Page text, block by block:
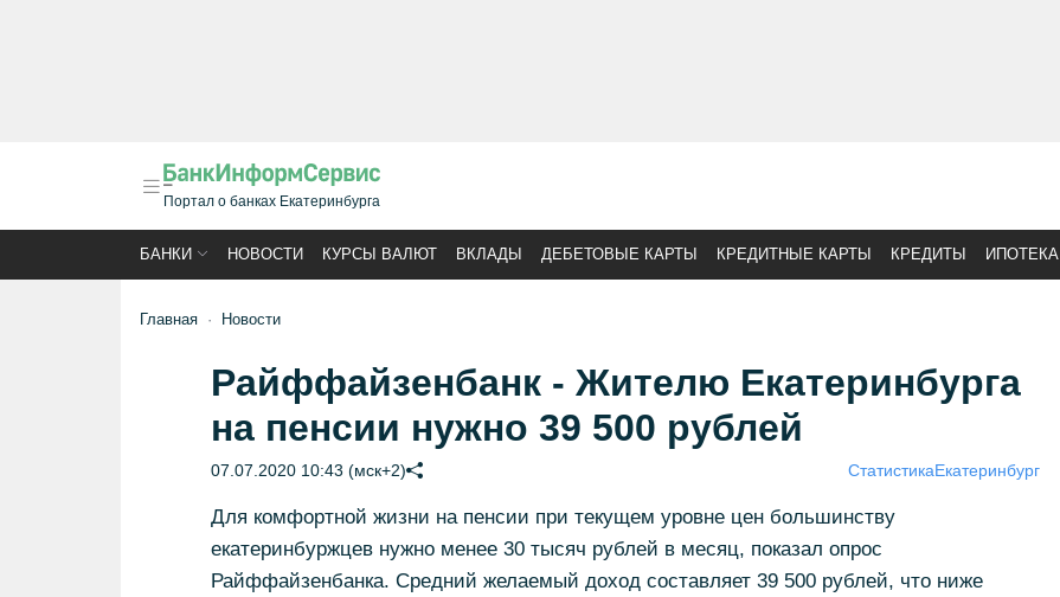
Портал о банках Екатеринбурга
БАНКИ НОВОСТИ КУРСЫ ВАЛЮТ ВКЛАДЫ ДЕБЕТОВЫЕ КАРТЫ КРЕДИТНЫЕ КАРТЫ КРЕДИТЫ ИПОТЕКА
Главная Новости
Райффайзенбанк - Жителю Екатеринбурга
на пенсии нужно 39 500 рублей
07.07.2020 10:43 (мск+2) СтатистикаЕкатеринбург
Для комфортной жизни на пенсии при текущем уровне цен большинству
екатеринбуржцев нужно менее 30 тысяч рублей в месяц, показал опрос
Райффайзенбанка. Средний желаемый доход составляет 39 500 рублей, что ниже